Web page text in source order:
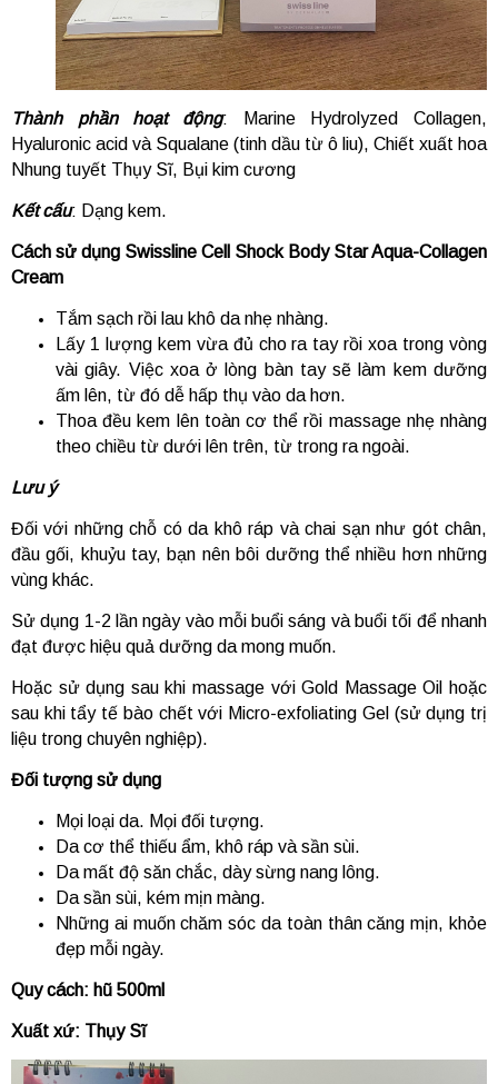
Thành phần hoạt động: Marine Hydrolyzed Collagen,
Hyaluronic acid và Squalane (tinh dầu từ ô liu), Chiết xuất hoa
Nhung tuyết Thụy Sĩ, Bụi kim cương
Kết cấu: Dạng kem.
Cách sử dụng Swissline Cell Shock Body Star Aqua-Collagen
Cream
Tắm sạch rồi lau khô da nhẹ nhàng.
Lấy 1 lượng kem vừa đủ cho ra tay rồi xoa trong vòng
vài giây. Việc xoa ở lòng bàn tay sẽ làm kem dưỡng
ấm lên, từ đó dễ hấp thụ vào da hơn.
Thoa đều kem lên toàn cơ thể rồi massage nhẹ nhàng
theo chiều từ dưới lên trên, từ trong ra ngoài.
Lưu ý
Đối với những chỗ có da khô ráp và chai sạn như gót chân,
đầu gối, khuỷu tay, bạn nên bôi dưỡng thể nhiều hơn những
vùng khác.
Sử dụng 1-2 lần ngày vào mỗi buổi sáng và buổi tối để nhanh
đạt được hiệu quả dưỡng da mong muốn.
Hoặc sử dụng sau khi massage với Gold Massage Oil hoặc
sau khi tẩy tế bào chết với Micro-exfoliating Gel (sử dụng trị
liệu trong chuyên nghiệp).
Đối tượng sử dụng
Mọi loại da. Mọi đối tượng.
Da cơ thể thiếu ẩm, khô ráp và sần sùi.
Da mất độ săn chắc, dày sừng nang lông.
Da sần sùi, kém mịn màng.
Những ai muốn chăm sóc da toàn thân căng mịn, khỏe
đẹp mỗi ngày.
Quy cách: hũ 500ml
Xuất xứ: Thụy Sĩ